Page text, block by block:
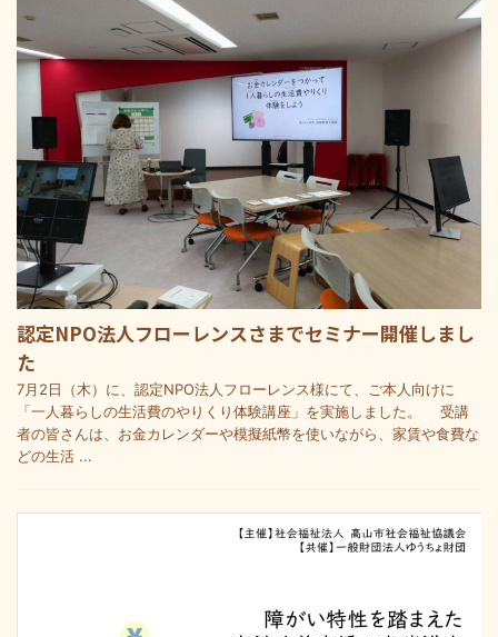
認定NPO法人フローレンスさまでセミナー開催しまし
た
7月2日（木）に、認定NPO法人フローレンス様にて、ご本人向けに
「一人暮らしの生活費のやりくり体験講座」を実施しました。 受講
者の皆さんは、お金カレンダーや模擬紙幣を使いながら、家賃や食費な
どの生活 ...